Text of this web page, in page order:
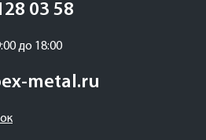
03 58
до 18:00
metal.ru